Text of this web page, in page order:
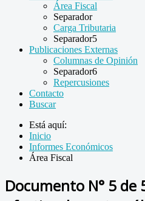
Área Fiscal
Separador
Carga Tributaria
Separador5
Publicaciones Externas
Columnas de Opinión
Separador6
Repercusiones
Contacto
Buscar
Está aquí:
Inicio
Informes Económicos
Área Fiscal
Documento N° 5 de